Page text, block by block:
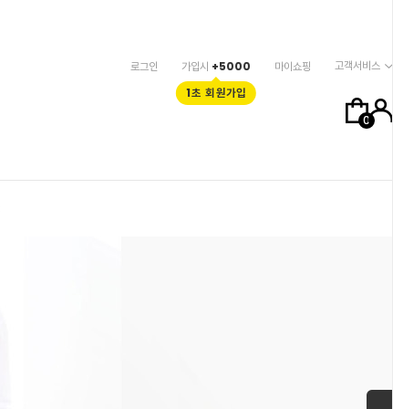
0
로그인 가입시 +5000
1초 회원가입
마이쇼핑 고객서비스